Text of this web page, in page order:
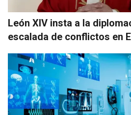
León XIV insta a la
escalada de conflictos en